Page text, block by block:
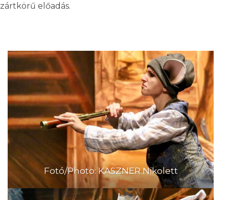
zártkörű előadás.
Fotó/Photo: KASZNER Nikolett